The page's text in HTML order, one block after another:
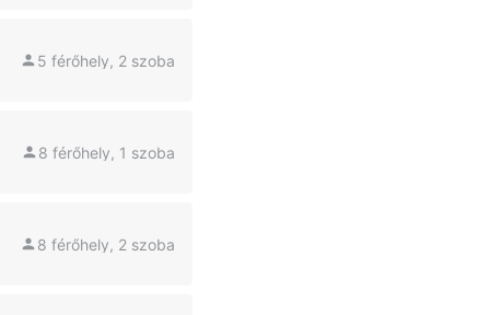
5 férőhely, 2 szoba
8 férőhely, 1 szoba
8 férőhely, 2 szoba